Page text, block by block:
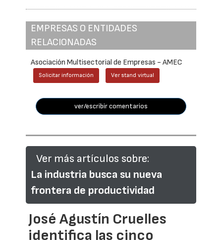
EMPRESAS O ENTIDADES
RELACIONADAS
Asociación Multisectorial de Empresas - AMEC
Solicitar información Ver stand virtual
ver/escribir comentarios
Ver más artículos sobre:
La industria busca su nueva
frontera de productividad
José Agustín Cruelles
identifica las cinco